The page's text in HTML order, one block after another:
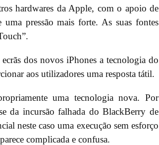
hardwares da Apple, com o apoio de
pressão mais forte. As suas fontes
dos novos iPhones a tecnologia do
aos utilizadores uma resposta tátil.
uma tecnologia nova. Por
da incursão falhada do BlackBerry de
neste caso uma execução sem esforço
complicada e confusa.